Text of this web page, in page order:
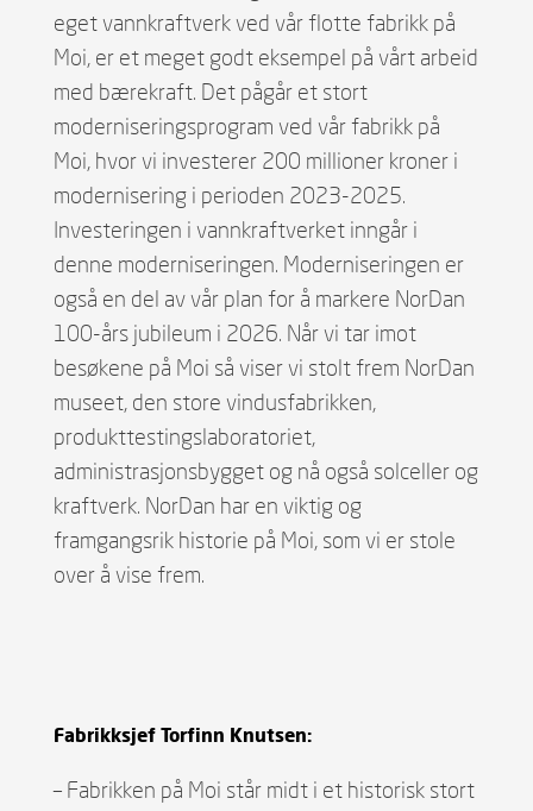
eget vannkraftverk ved vår flotte fabrikk på
Moi, er et meget godt eksempel på vårt arbeid
med bærekraft. Det pågår et stort
moderniseringsprogram ved vår fabrikk på
Moi, hvor vi investerer 200 millioner kroner i
modernisering i perioden 2023-2025.
Investeringen i vannkraftverket inngår i
denne moderniseringen. Moderniseringen er
også en del av vår plan for å markere NorDan
100-års jubileum i 2026. Når vi tar imot
besøkene på Moi så viser vi stolt frem NorDan
museet, den store vindusfabrikken,
produkttestingslaboratoriet,
administrasjonsbygget og nå også solceller og
kraftverk. NorDan har en viktig og
framgangsrik historie på Moi, som vi er stole
over å vise frem.
Fabrikksjef Torfinn Knutsen:
– Fabrikken på Moi står midt i et historisk stort